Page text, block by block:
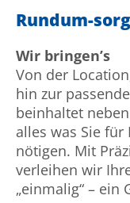
Rundum-
Wir bringen’s
Von der
hin zur
be­in­haltet
alles was Sie
nötigen. Mit
verleihen wir
„ein­malig“ – ein